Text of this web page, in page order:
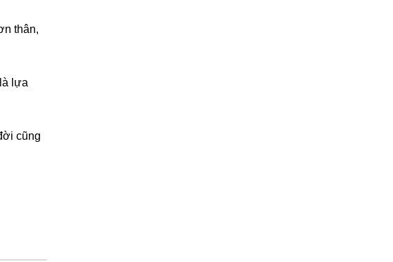
thân,
lựa
cũnɡ